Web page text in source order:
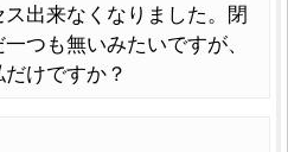
出来なくなりました。閉
つも無いみたいですが、
けですか？